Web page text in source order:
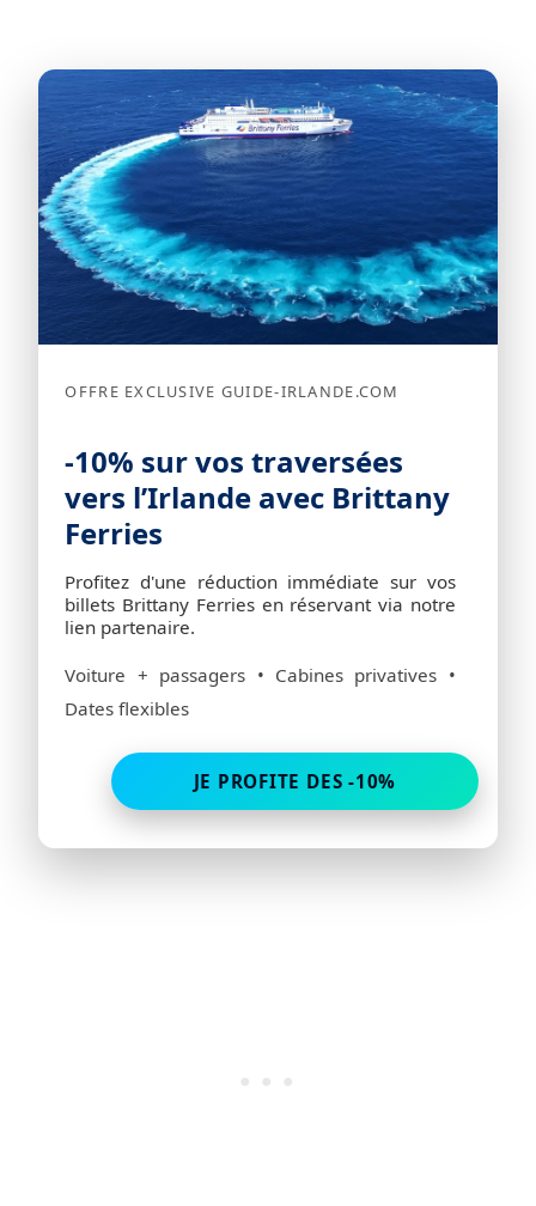
OFFRE EXCLUSIVE GUIDE-IRLANDE.COM
-10% sur vos traversées
vers l’Irlande avec Brittany
Ferries
Profitez d'une réduction immédiate sur vos
billets Brittany Ferries en réservant via notre
lien partenaire.
Voiture + passagers • Cabines privatives •
Dates flexibles
JE PROFITE DES -10%